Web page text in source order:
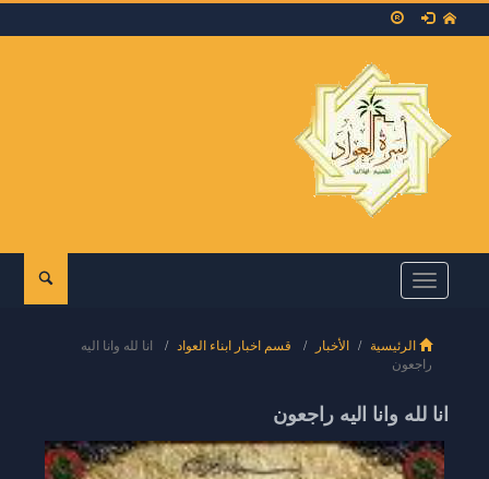
Toggle
navigation
الرئيسية الأخبار قسم اخبار ابناء العواد
انا لله وانا اليه
راجعون
انا لله وانا اليه راجعون